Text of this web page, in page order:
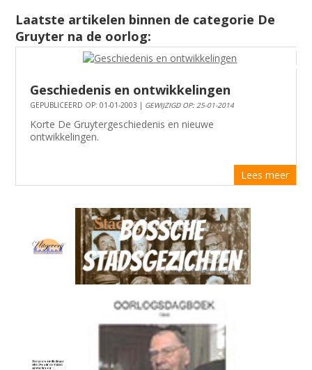
Laatste artikelen binnen de categorie De
Gruyter na de oorlog:
Geschiedenis en ontwikkelingen
GEPUBLICEERD OP: 01-01-2003 | GEWIJZIGD OP: 25-01-2014
Korte De Gruytergeschiedenis en nieuwe
ontwikkelingen.
Lees meer